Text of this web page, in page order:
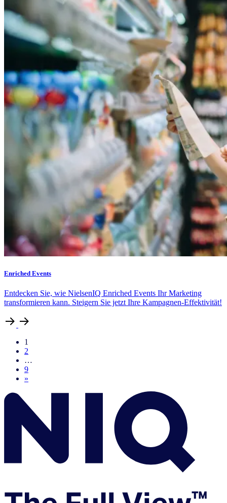
Enriched Events
Entdecken Sie, wie NielsenIQ Enriched Events Ihr Marketing
transformieren kann. Steigern Sie jetzt Ihre Kampagnen-Effektivität!
1
2
…
9
»